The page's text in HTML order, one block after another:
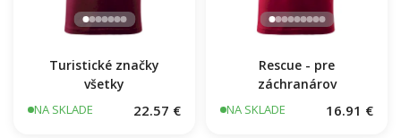
Turistické značky
všetky
NA SKLADE 22.57 €
Rescue - pre
záchranárov
NA SKLADE 16.91 €